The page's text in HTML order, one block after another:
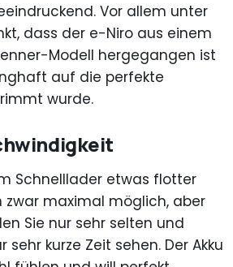
Vor allem unter
dass der e-Niro aus einem
Modell hergegangen ist
auf die perfekte
wurde.
Schnelllader etwas flotter
zwar maximal möglich, aber
Sie nur sehr selten und
kurze Zeit sehen. Der Akku